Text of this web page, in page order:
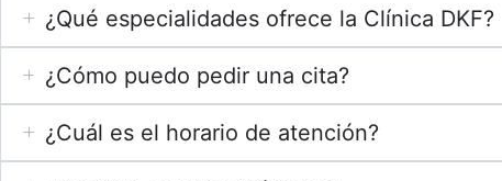
¿Qué especialidades ofrece la Clínica DKF?
¿Cómo puedo pedir una cita?
¿Cuál es el horario de atención?